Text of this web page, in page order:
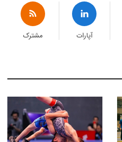
آپارات مشترک